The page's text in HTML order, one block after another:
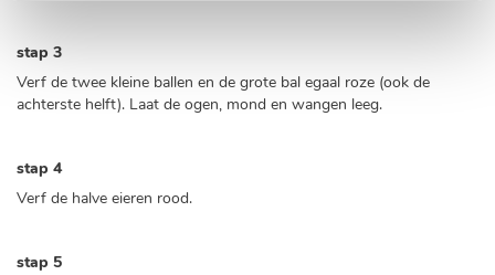
stap 3
Verf de twee kleine ballen en de grote bal egaal roze (ook de
achterste helft). Laat de ogen, mond en wangen leeg.
stap 4
Verf de halve eieren rood.
stap 5